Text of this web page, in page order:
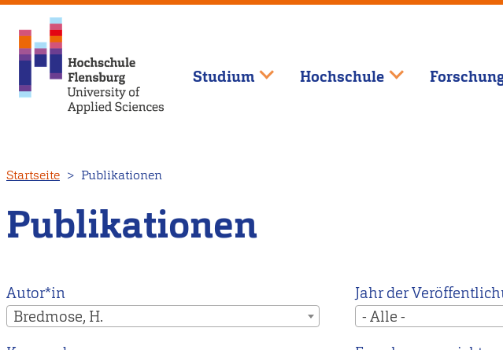
zum
Inhalt
Studium Hochschule
Startseite Publikationen
Publikationen
Autor*in
Bredmose, H.
Jahr der
- Alle -